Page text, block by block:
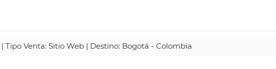
| Tipo Venta: Sitio Web | Destino: Bogotá - Colombia